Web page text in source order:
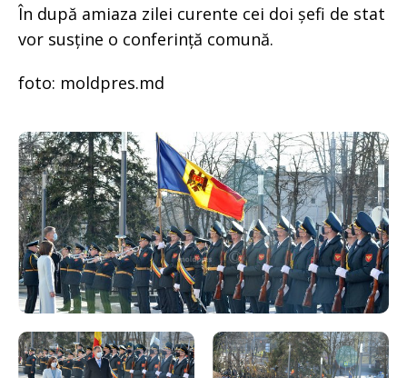
În după amiaza zilei curente cei doi șefi de stat
vor susține o conferință comună.
foto: moldpres.md